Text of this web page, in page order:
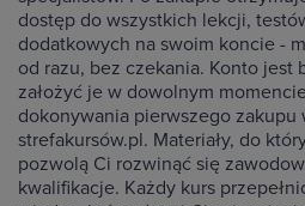
dostęp do wszystkich lekcji,
dodatkowych na swoim koncie -
od razu, bez czekania. Konto jest
założyć je w dowolnym
dokonywania pierwszego zakupu
strefakursów.pl. Materiały, do
pozwolą Ci rozwinąć się
kwalifikacje. Każdy kurs